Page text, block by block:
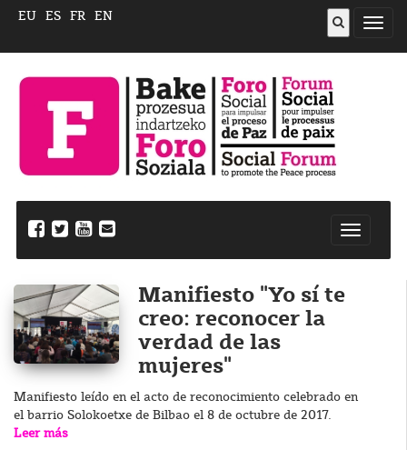
Abrir
EU ES FR EN
Manifiesto "Yo sí te
creo: reconocer la
verdad de las
mujeres"
Manifiesto leído en el acto de reconocimiento celebrado en
el barrio Solokoetxe de Bilbao el 8 de octubre de 2017.
Leer más